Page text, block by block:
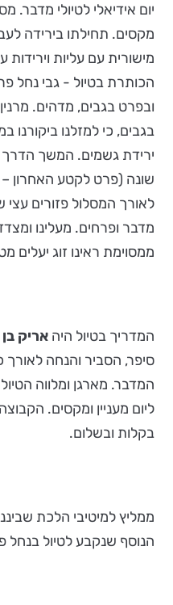
יום אידיאלי לטיולי מדבר.
מקסים. תחילתו בירידה
מישורית עם עליות
הכותרת בטיול - גבי נחל
ובפרט בגבים, מדהים.
בגבים, כי למזלנו
ירידת גשמים. המשך הדרך
שונה (פרט לקטע האחרון
לאורך המסלול פזורים
מדבר ופרחים. מעלינו
ממסוימת ראינו זוג
המדריך בטיול היה אריק בן
סיפר, הסביר והנחה לאורך
המדבר. מארגן ומלווה
ליום מעניין ומקסים.
בקלות ובשלום.
ממליץ למיטיבי הלכת
הנוסף שנקבע לטיול בנחל